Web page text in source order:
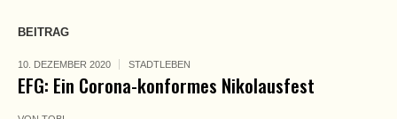
BEITRAG
10. DEZEMBER 2020 STADTLEBEN
EFG: Ein Corona-konformes Nikolausfest